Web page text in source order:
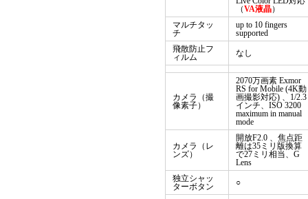
（VA液晶）
マルチタッ
チ
up to 10 fingers
supported
飛散防止フ
ィルム
なし
カメラ（撮
像素子）
2070万画素 Exmor
RS for Mobile (4K動
画撮影対応) 、1/2.3
インチ、ISO 3200
maximum in manual
mode
カメラ（レ
ンズ）
開放F2.0 、焦点距
離は35ミリ版換算
で27ミリ相当、G
Lens
独立シャッ
ターボタン
○